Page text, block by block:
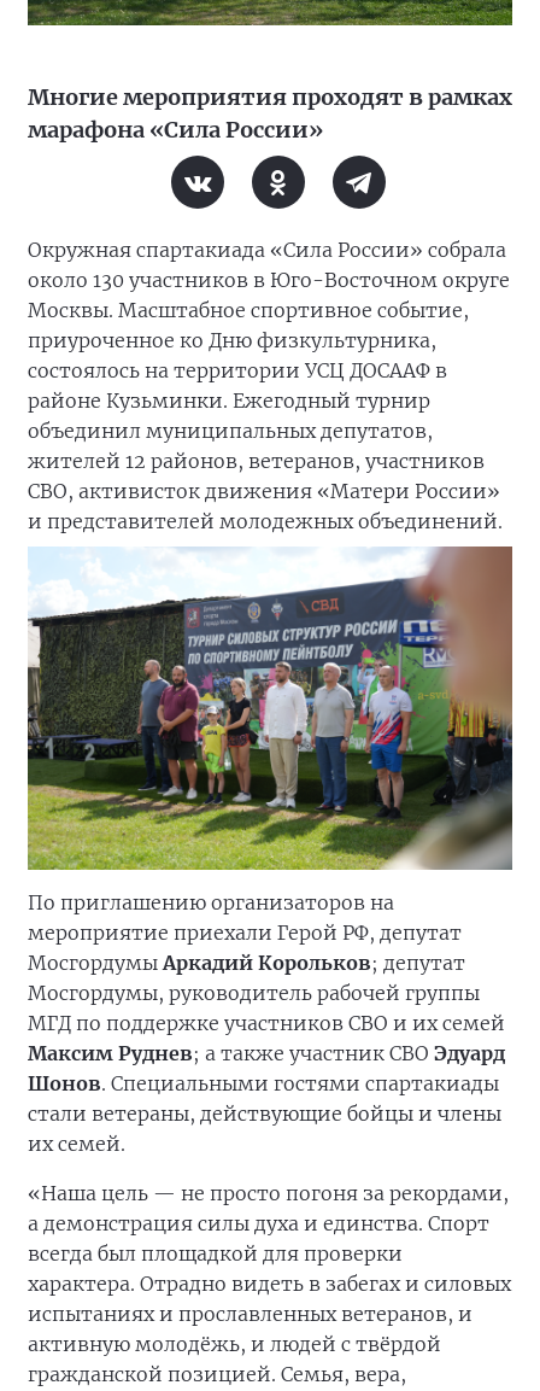
Многие мероприятия проходят в рамках
марафона «Сила России»
Окружная спартакиада «Сила России» собрала
около 130 участников в Юго-Восточном округе
Москвы. Масштабное спортивное событие,
приуроченное ко Дню физкультурника,
состоялось на территории УСЦ ДОСААФ в
районе Кузьминки. Ежегодный турнир
объединил муниципальных депутатов,
жителей 12 районов, ветеранов, участников
СВО, активисток движения «Матери России»
и представителей молодежных объединений.
По приглашению организаторов на
мероприятие приехали Герой РФ, депутат
МосгордумыАркадий Корольков; депутат
Мосгордумы, руководитель рабочей группы
МГД по поддержке участников СВО и их семей
Максим Руднев; а также участник СВО Эдуард
Шонов. Специальными гостями спартакиады
стали ветераны, действующие бойцы и члены
их семей.
«Наша цель — не просто погоня за рекордами,
а демонстрация силы духа и единства. Спорт
всегда был площадкой для проверки
характера. Отрадно видеть в забегах и силовых
испытаниях и прославленных ветеранов, и
активную молодёжь, и людей с твёрдой
гражданской позицией. Семья, вера,